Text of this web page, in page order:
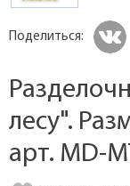
Поделиться:
лесу".
арт. MD-